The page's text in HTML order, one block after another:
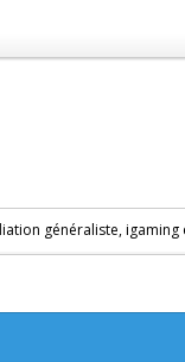
généraliste, igaming